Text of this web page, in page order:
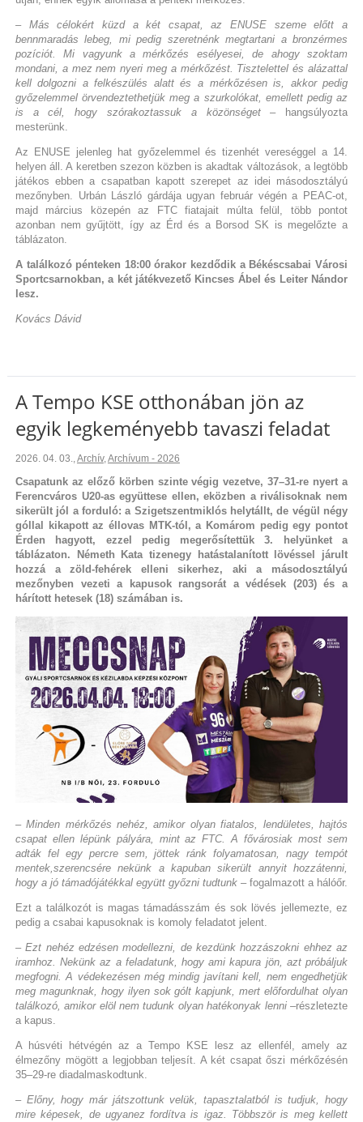
– Más célokért küzd a két csapat, az ENUSE szeme előtt a
bennmaradás lebeg, mi pedig szeretnénk megtartani a bronzérmes
pozíciót. Mi vagyunk a mérkőzés esélyesei, de ahogy szoktam
mondani, a mez nem nyeri meg a mérkőzést. Tisztelettel és alázattal
kell dolgozni a felkészülés alatt és a mérkőzésen is, akkor pedig
győzelemmel örvendeztethetjük meg a szurkolókat, emellett pedig az
is a cél, hogy szórakoztassuk a közönséget– hangsúlyozta
mesterünk.
Az ENUSE jelenleg hat győzelemmel és tizenhét vereséggel a 14.
helyen áll. A keretben szezon közben is akadtak változások, a legtöbb
játékos ebben a csapatban kapott szerepet az idei másodosztályú
mezőnyben. Urbán László gárdája ugyan február végén a PEAC-ot,
majd március közepén az FTC fiatajait múlta felül, több pontot
azonban nem gyűjtött, így az Érd és a Borsod SK is megelőzte a
táblázaton.
A találkozó pénteken 18:00 órakor kezdődik a Békéscsabai Városi
Sportcsarnokban, a két játékvezető Kincses Ábel és Leiter Nándor
lesz.
Kovács Dávid
A Tempo KSE otthonában jön az
egyik legkeményebb tavaszi feladat
2026. 04. 03.,Archív,Archívum - 2026
Csapatunk az előző körben szinte végig vezetve, 37–31-re nyert a
Ferencváros U20-as együttese ellen, eközben a riválisoknak nem
sikerült jól a forduló: a Szigetszentmiklós helytállt, de végül négy
góllal kikapott az éllovas MTK-tól, a Komárom pedig egy pontot
Érden hagyott, ezzel pedig megerősítettük 3. helyünket a
táblázaton. Németh Kata tizenegy hatástalanított lövéssel járult
hozzá a zöld-fehérek elleni sikerhez, aki a másodosztályú
mezőnyben vezeti a kapusok rangsorát a védések (203) és a
hárított hetesek (18) számában is.
– Minden mérkőzés nehéz, amikor olyan fiatalos, lendületes, hajtós
csapat ellen lépünk pályára, mint az FTC. A fővárosiak most sem
adták fel egy percre sem, jöttek ránk folyamatosan, nagy tempót
mentek,szerencsére nekünk a kapuban sikerült annyit hozzátenni,
hogy a jó támadójátékkal együtt győzni tudtunk– fogalmazott a hálóőr.
Ezt a találkozót is magas támadásszám és sok lövés jellemezte, ez
pedig a csabai kapusoknak is komoly feladatot jelent.
– Ezt nehéz edzésen modellezni, de kezdünk hozzászokni ehhez az
iramhoz. Nekünk az a feladatunk, hogy ami kapura jön, azt próbáljuk
megfogni. A védekezésen még mindig javítani kell, nem engedhetjük
meg magunknak, hogy ilyen sok gólt kapjunk, mert előfordulhat olyan
találkozó, amikor elöl nem tudunk olyan hatékonyak lenni–részletezte
a kapus.
A húsvéti hétvégén az a Tempo KSE lesz az ellenfél, amely az
élmezőny mögött a legjobban teljesít. A két csapat őszi mérkőzésén
35–29-re diadalmaskodtunk.
– Előny, hogy már játszottunk velük, tapasztalatból is tudjuk, hogy
mire képesek, de ugyanez fordítva is igaz. Többször is meg kellett